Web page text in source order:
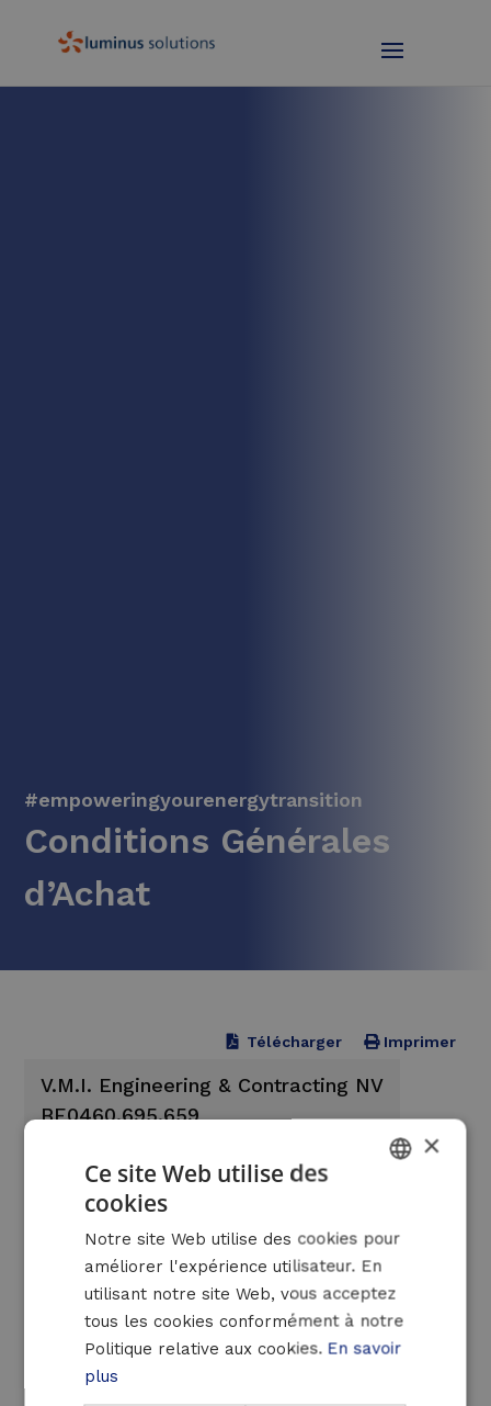
#empoweringyourenergytransition
Conditions Générales
d’Achat
Télécharger Imprimer
V.M.I. Engineering & Contracting NV
BE0460.695.659
Luminus Solutions NV
BE0454.145.981
Luminus Solutions Invest NV
BE0462.388.112
Vanparijs Engineers Suisse
CHE-468.352.603
FRENCH
×
Ce site Web utilise des
cookies
Notre site Web utilise des cookies pour
améliorer l'expérience utilisateur. En
utilisant notre site Web, vous acceptez
tous les cookies conformément à notre
Politique relative aux cookies. En savoir
plus